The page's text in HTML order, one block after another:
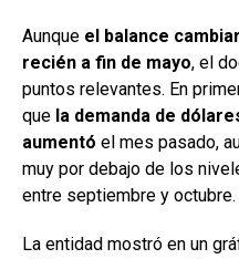
Aunque el balance
recién a fin de mayo, el
puntos relevantes. En
que la demanda de
aumentó el mes pasado,
muy por debajo de los
entre septiembre y octubre.
La entidad mostró en un